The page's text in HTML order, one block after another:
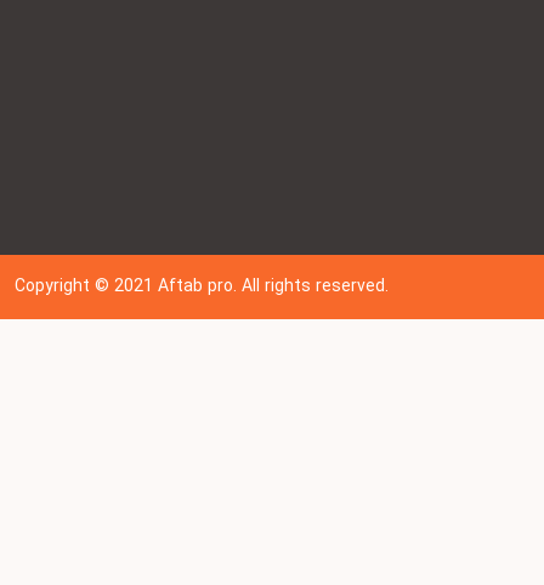
Copyright © 202 1Aftab pro. All rights reserved.